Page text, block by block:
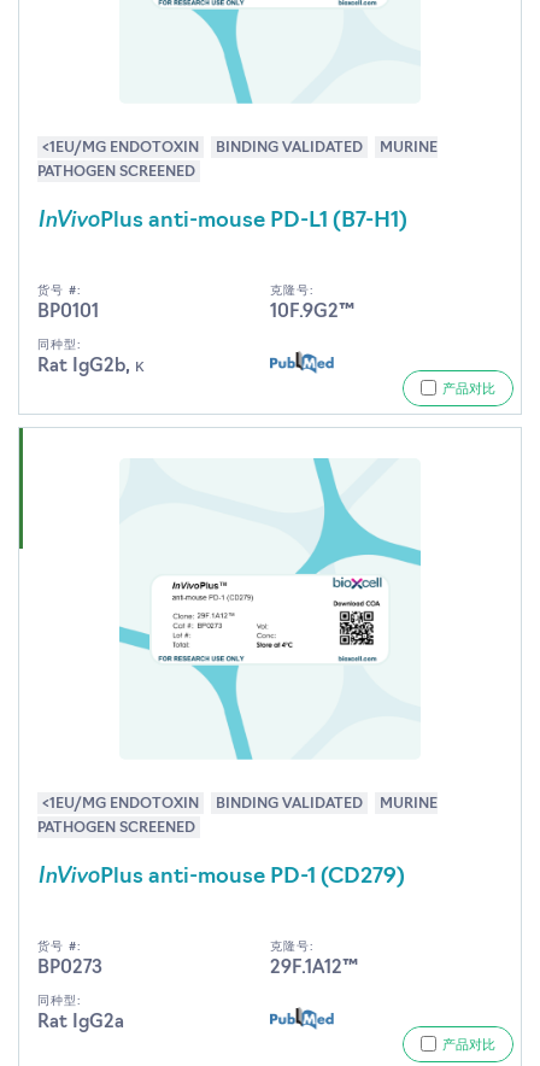
<1EU/MG ENDOTOXIN BINDING VALIDATED
MURINE
PATHOGEN SCREENED
InVivoPlus anti-mouse PD-L1 (B7-H1)
货号 #:
BP0101
克隆号:
10F.9G2™
同种型:
Rat IgG2b, κ
产品对比
<1EU/MG ENDOTOXIN BINDING VALIDATED
MURINE
PATHOGEN SCREENED
InVivoPlus anti-mouse PD-1 (CD279)
货号 #:
BP0273
克隆号:
29F.1A12™
同种型:
Rat IgG2a
产品对比